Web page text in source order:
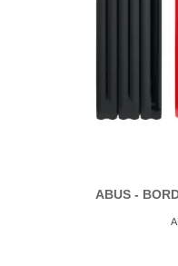
ABUS -